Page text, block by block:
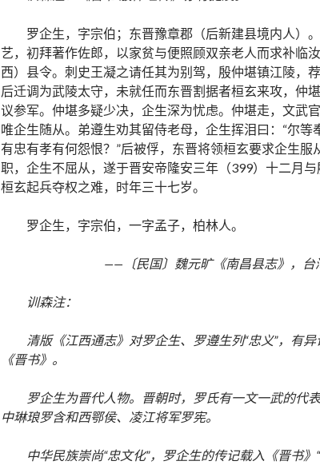
罗企生，字宗伯；东晋豫章郡（后新建县境内人）
艺，初拜著作佐郎，以家贫与便照顾双亲老人而求补临
西）县令。刺史王凝之请任其为别驾，殷仲堪镇江陵，荐
后迁调为武陵太守，未就任而东晋割据者桓玄来攻，仲
议参军。仲堪多疑少决，企生深为忧虑。仲堪走，文武官
唯企生随从。弟遵生劝其留侍老母，企生挥泪曰：“尔等
有忠有孝有何怨恨？”后被俘，东晋将领桓玄要求企生服
职，企生不屈从，遂于晋安帝隆安三年（399）十二月
桓玄起兵夺权之难，时年三十七岁。
罗企生，字宗伯，一字孟子，柏林人。
——〔民国〕魏元旷《南昌县志》，台
训森注：
清版《江西通志》对罗企生、罗遵生列“忠义”，有
《晋书》。
罗企生为晋代人物。晋朝时，罗氏有一文一武的代
中琳琅罗含和西鄂侯、凌江将军罗宪。
中华民族崇尚“忠文化”，罗企生的传记载入《晋书》“